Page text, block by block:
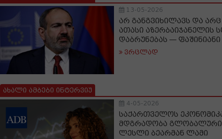
13-05-2026
არ განგვიხილავს და
ათასი აზერბაიჯანელის
დაბრუნებას — ფაშინიანი
ვრცლად
ახალი ამბები ინტერვიუ
4-05-2026
საქართველოს
მდგრადობა გლობალური
ლესლი ბეარმან ლამი